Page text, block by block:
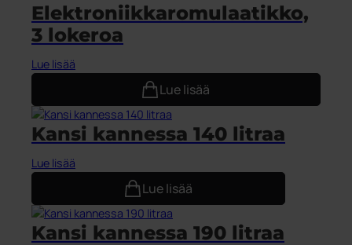
Elektroniikkaromulaatikko,
3 lokeroa
Lue lisää
Lue lisää
Kansi kannessa 140 litraa
Lue lisää
Lue lisää
Kansi kannessa 190 litraa